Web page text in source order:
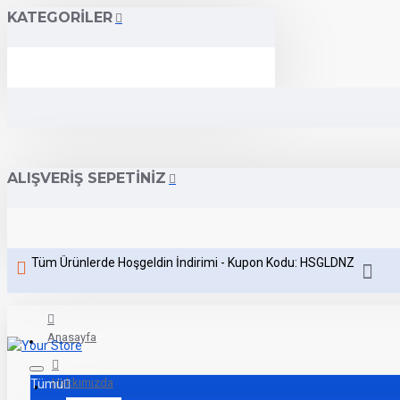
KATEGORILER
ALIŞVERIŞ SEPETINIZ
Tüm Ürünlerde Hoşgeldin İndirimi - Kupon Kodu: HSGLDNZ
Anasayfa
Hakkımızda
Tümü